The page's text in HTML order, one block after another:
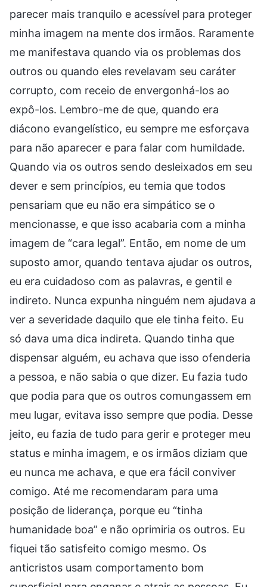
parecer mais tranquilo e acessível para proteger
minha imagem na mente dos irmãos. Raramente
me manifestava quando via os problemas dos
outros ou quando eles revelavam seu caráter
corrupto, com receio de envergonhá-los ao
expô-los. Lembro-me de que, quando era
diácono evangelístico, eu sempre me esforçava
para não aparecer e para falar com humildade.
Quando via os outros sendo desleixados em seu
dever e sem princípios, eu temia que todos
pensariam que eu não era simpático se o
mencionasse, e que isso acabaria com a minha
imagem de “cara legal”. Então, em nome de um
suposto amor, quando tentava ajudar os outros,
eu era cuidadoso com as palavras, e gentil e
indireto. Nunca expunha ninguém nem ajudava a
ver a severidade daquilo que ele tinha feito. Eu
só dava uma dica indireta. Quando tinha que
dispensar alguém, eu achava que isso ofenderia
a pessoa, e não sabia o que dizer. Eu fazia tudo
que podia para que os outros comungassem em
meu lugar, evitava isso sempre que podia. Desse
jeito, eu fazia de tudo para gerir e proteger meu
status e minha imagem, e os irmãos diziam que
eu nunca me achava, e que era fácil conviver
comigo. Até me recomendaram para uma
posição de liderança, porque eu “tinha
humanidade boa” e não oprimiria os outros. Eu
fiquei tão satisfeito comigo mesmo. Os
anticristos usam comportamento bom